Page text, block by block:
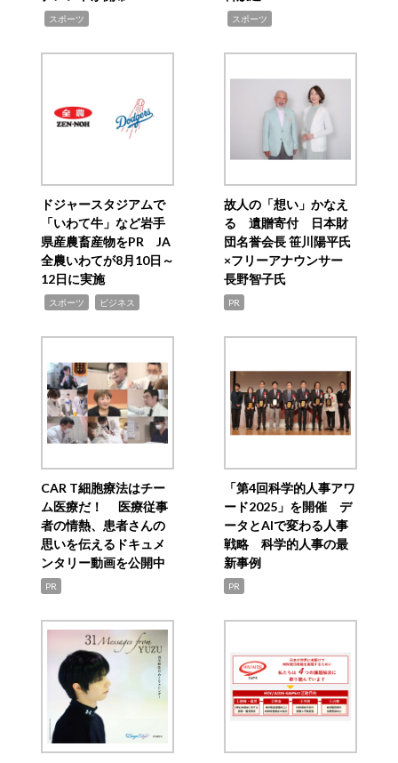
スポーツ スポーツ
ドジャースタジアムで
「いわて牛」など岩手
県産農畜産物をPR JA
全農いわてが8月10日～
12日に実施
スポーツ ビジネス
故人の「想い」かなえ
る 遺贈寄付 日本財
団名誉会長 笹川陽平氏
×フリーアナウンサー
長野智子氏
PR
CAR T細胞療法はチー
ム医療だ！ 医療従事
者の情熱、患者さんの
思いを伝えるドキュメ
ンタリー動画を公開中
PR
「第4回科学的人事アワ
ード2025」を開催 デ
ータとAIで変わる人事
戦略 科学的人事の最
新事例
PR